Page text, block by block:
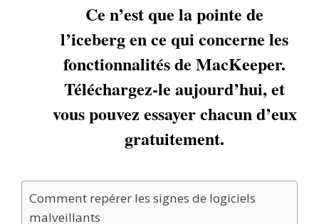
Ce n’est que la pointe de
l’iceberg en ce qui concerne les
fonctionnalités de MacKeeper.
Téléchargez-le aujourd’hui, et
vous pouvez essayer chacun d’eux
gratuitement.
Comment repérer les signes de logiciels
malveillants